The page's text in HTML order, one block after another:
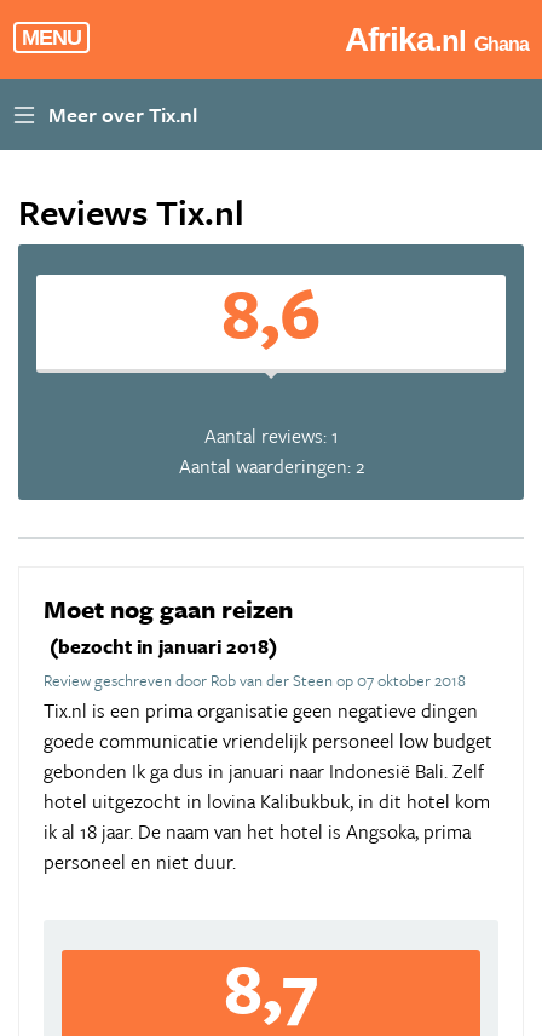
MENU Afrika.nl Ghana
Reviews Tix.nl
8,6
Aantal reviews: 1
Aantal waarderingen: 2
Moet nog gaan reizen
(bezocht in januari 2018)
Review geschreven door Rob van der Steen op 07 oktober 2018
Tix.nl is een prima organisatie geen negatieve dingen
goede communicatie vriendelijk personeel low budget
gebonden Ik ga dus in januari naar Indonesië Bali. Zelf
hotel uitgezocht in lovina Kalibukbuk, in dit hotel kom
ik al 18 jaar. De naam van het hotel is Angsoka, prima
personeel en niet duur.
8,7